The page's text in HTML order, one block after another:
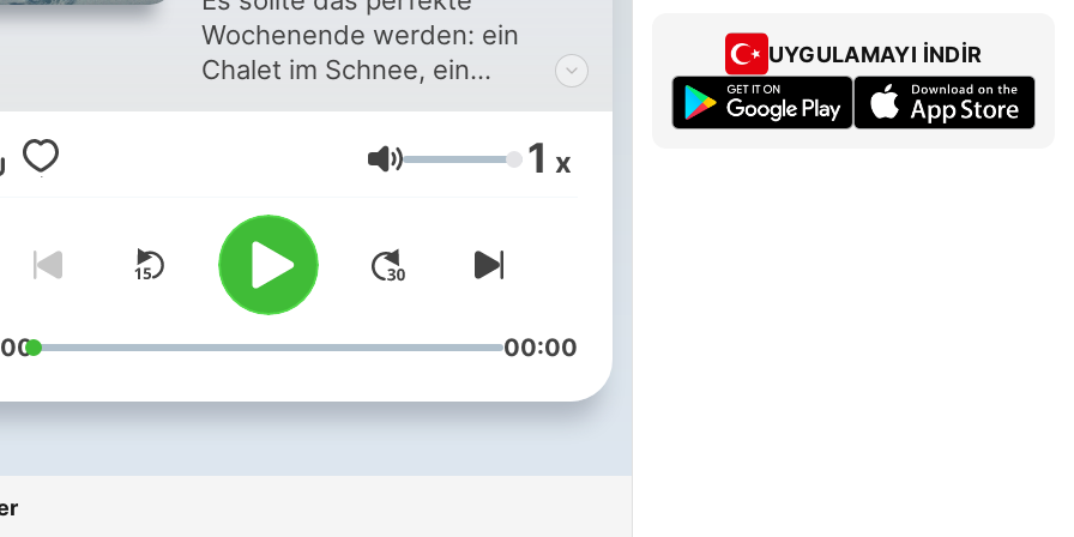
Wochenende werden: ein
Chalet im Schnee, ein
Junggesellenabschied,
Freunde fürs Leben. Doch
dann ist einer tot – und der
Rest steckt ohne Verbindung
zur Außenwelt im
Schneesturm fest. Die
Medizinstudentin Bonnie muss
in einer einzigen Nacht als
Mörder entlarven. Kann sie das
der rich kids durchdringen?
Ses 1 x
00:00
UYGULAMAYI İNDIR